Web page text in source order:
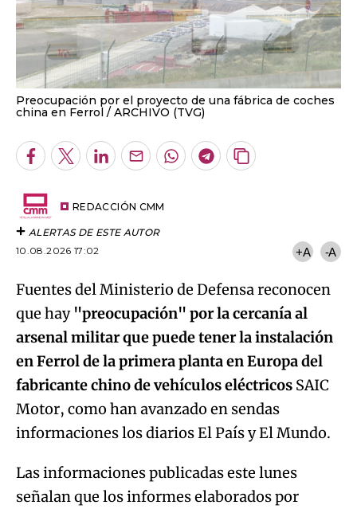
Preocupación por el proyecto de una fábrica de coches
china en Ferrol
ARCHIVO (TVG)
Facebook
TwitterLinkedInEnviarWhatsapp
Telegram
Copiar
REDACCIÓN CMM
ALERTAS DE ESTE AUTOR
10.08.2026 17:02
+A -A
Fuentes del Ministerio de Defensa reconocen
que hay "preocupación" por la cercanía al
arsenal militar que puede tener la instalación
en Ferrol de la primera planta en Europa del
fabricante chino de vehículos eléctricos SAIC
Motor, como han avanzado en sendas
informaciones los diarios El País y El Mundo.
Las informaciones publicadas este lunes
señalan que los informes elaborados por